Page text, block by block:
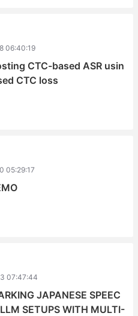
06:40:19
CTC-based ASR usin
CTC loss
05:29:17
07:47:44
JAPANESE SPEEC
SETUPS WITH MULTI-